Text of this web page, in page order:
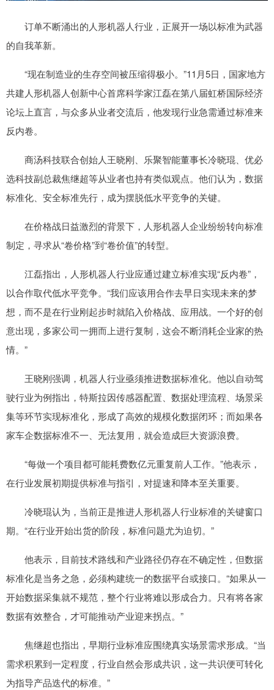
订单不断涌出的人形机器人行业，正展开一场以标准为武器
的自我革新。
“现在制造业的生存空间被压缩得极小。”11月5日，国家地方
共建人形机器人创新中心首席科学家江磊在第八届虹桥国际经济
论坛上直言，与众多从业者交流后，他发现行业急需通过标准来
反内卷。
商汤科技联合创始人王晓刚、乐聚智能董事长冷晓琨、优必
选科技副总裁焦继超等从业者也持有类似观点。他们认为，数据
标准化、安全标准先行，成为摆脱低水平竞争的关键。
在价格战日益激烈的背景下，人形机器人企业纷纷转向标准
制定，寻求从“卷价格”到“卷价值”的转型。
江磊指出，人形机器人行业应通过建立标准实现“反内卷”，
以合作取代低水平竞争。“我们应该用合作去早日实现未来的梦
想，而不是在行业刚起步时就陷入价格战、应用战。一个好的创
意出现，多家公司一拥而上进行复制，这会不断消耗企业家的热
情。”
王晓刚强调，机器人行业亟须推进数据标准化。他以自动驾
驶行业为例指出，特斯拉因传感器配置、数据处理流程、场景采
集等环节实现标准化，形成了高效的规模化数据闭环；而如果各
家车企数据标准不一、无法复用，就会造成巨大资源浪费。
“每做一个项目都可能耗费数亿元重复前人工作。”他表示，
在行业发展初期提供标准与指引，对提速和降本至关重要。
冷晓琨认为，当前正是推进人形机器人行业标准的关键窗口
期。“在行业开始出货的阶段，标准问题尤为迫切。”
他表示，目前技术路线和产业路径仍存在不确定性，但数据
标准化是当务之急，必须构建统一的数据平台或接口。“如果从一
开始数据采集就不规范，整个行业将难以形成合力。只有将各家
数据有效整合，才可能推动产业迎来拐点。”
焦继超也指出，早期行业标准应围绕真实场景需求形成。“当
需求积累到一定程度，行业自然会形成共识，这一共识便可转化
为指导产品迭代的标准。”